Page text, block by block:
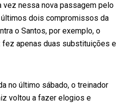
vez nessa nova passagem pelo
dois compromissos da
o Santos, por exemplo, o
fez apenas duas substituições e
no último sábado, o treinador
voltou a fazer elogios e